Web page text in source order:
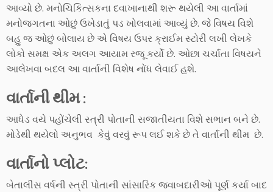
આવ્યો છે. મનોચિકિત્સકના દવાખાનાથી શરૂ થયેલી આ વાર્તામાં
મનોજગતના ઓછું ઉખેડાતું પડ ખોલવામાં આવ્યું છે. જે વિષય વિશે
બહુ જ ઓછું બોલાય છે એ વિષય ઉપર ક્રાઈમ સ્ટોરી લખી લેખકે
લોકો સમક્ષ એક અલગ આયામ રજૂ કર્યો છે. ઓછા ચર્ચાતા વિષયને
આલેખવા બદલ આ વાર્તાની વિશેષ નોંધ લેવાઈ હશે.
વાર્તાની થીમ :
આધેડ વયે પહોંચેલી સ્ત્રી પોતાની સજાતીયતા વિશે સભાન બને છે.
મોડેથી થયેલો અનુભવ કેવું વરવું રૂપ લઈ શકે છે તે વાર્તાની થીમ છે.
વાર્તાનો પ્લોટ:
બેતાલીસ વર્ષની સ્ત્રી પોતાની સાંસારિક જવાબદારીઓ પૂર્ણ કર્યા બાદ